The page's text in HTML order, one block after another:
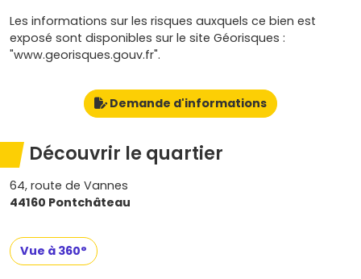
Les informations sur les risques auxquels ce bien est
exposé sont disponibles sur le site Géorisques :
"www.georisques.gouv.fr".
Demande d'informations
Découvrir le quartier
64, route de Vannes
44160 Pontchâteau
Vue à 360°